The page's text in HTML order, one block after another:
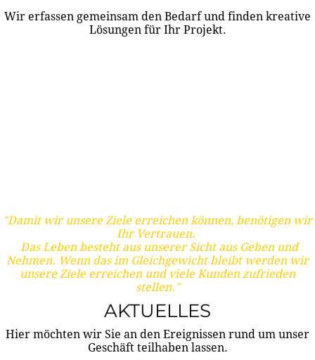
Wir erfassen gemeinsam den Bedarf und finden kreative
Lösungen für Ihr Projekt.
"Damit wir unsere Ziele erreichen können, benötigen wir
Ihr Vertrauen.
Das Leben besteht aus unserer Sicht aus Geben und
Nehmen. Wenn das im Gleichgewicht bleibt werden wir
unsere Ziele erreichen und viele Kunden zufrieden
stellen."
AKTUELLES
Hier möchten wir Sie an den Ereignissen rund um unser
Geschäft teilhaben lassen.